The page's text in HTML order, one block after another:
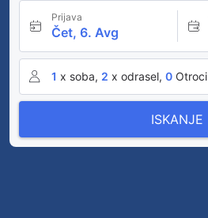
Prijava
Čet, 6. Avg
1 x soba, 2 x odrasel, 0 Otroci
ISKANJE